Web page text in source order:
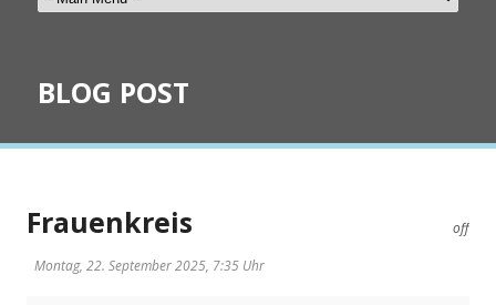
BLOG POST
off
Frauenkreis
Montag, 22. September 2025, 7:35 Uhr